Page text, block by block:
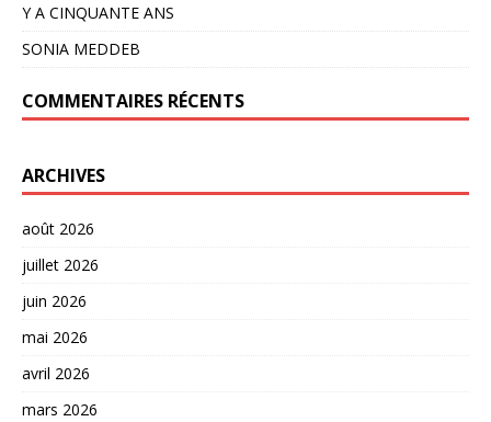
Y A CINQUANTE ANS
SONIA MEDDEB
COMMENTAIRES RÉCENTS
ARCHIVES
août 2026
juillet 2026
juin 2026
mai 2026
avril 2026
mars 2026